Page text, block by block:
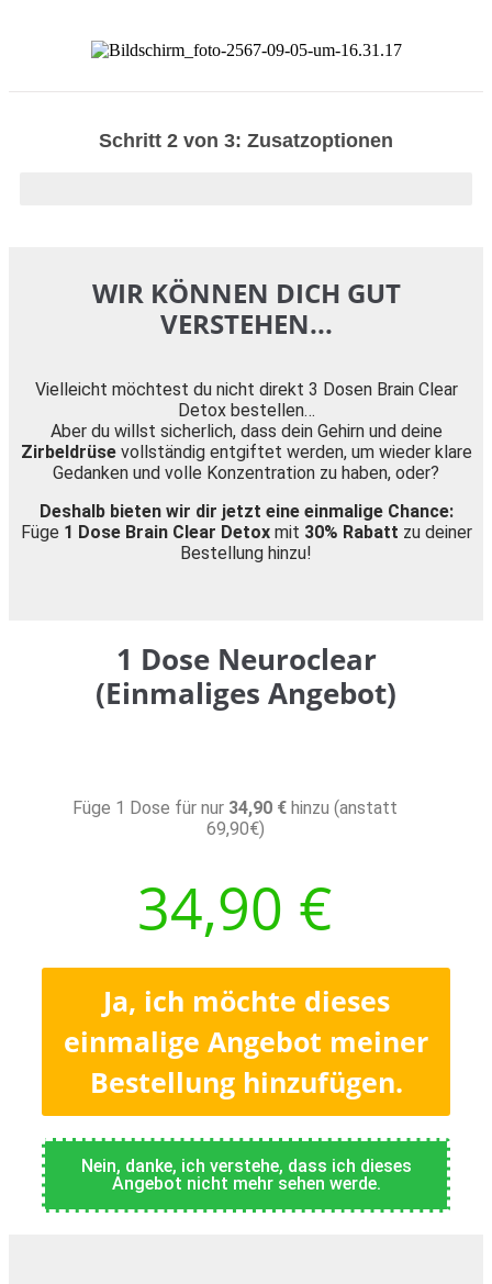
Schritt 2 von 3: Zusatzoptionen
WIR KÖNNEN DICH GUT
VERSTEHEN...
Vielleicht möchtest du nicht direkt 3 Dosen Brain Clear
Detox bestellen…
Aber du willst sicherlich, dass dein Gehirn und deine
Zirbeldrüsevollständig entgiftet werden, um wieder klare
Gedanken und volle Konzentration zu haben, oder?
Deshalb bieten wir dir jetzt eine einmalige Chance:
Füge 1 Dose Brain Clear Detoxmit 30% Rabatt zu deiner
Bestellung hinzu!
1 Dose Neuroclear
(Einmaliges Angebot)
Füge 1 Dose für nur 34,90 € hinzu (anstatt
69,90€)
34,90 €
Ja, ich möchte dieses
einmalige Angebot meiner
Bestellung hinzufügen.
Nein, danke, ich verstehe, dass ich dieses
Angebot nicht mehr sehen werde.